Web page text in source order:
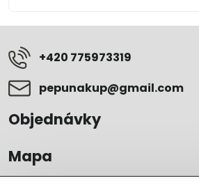
+420 775973319
pepunakup​@gmail​.com
Objednávky
Mapa